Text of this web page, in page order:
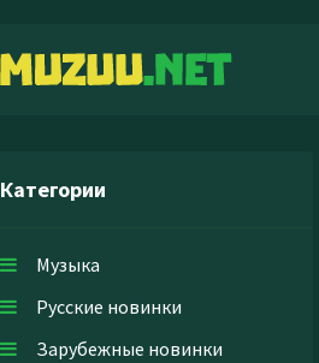
Категории
Музыка
Русские новинки
Зарубежные новинки